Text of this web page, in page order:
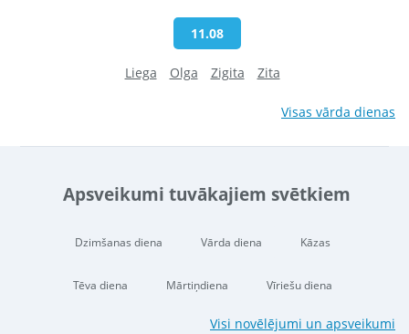
11.08
Liega Olga Zigita Zita
Visas vārda dienas
Apsveikumi tuvākajiem svētkiem
Dzimšanas diena Vārda diena Kāzas
Tēva diena Mārtiņdiena Vīriešu diena
Visi novēlējumi un apsveikumi